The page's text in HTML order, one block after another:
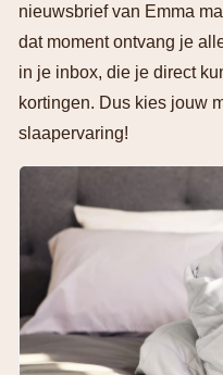
nieuwsbrief van Emma
dat moment ontvang je
in je inbox, die je direct
kortingen. Dus kies jouw
slaapervaring!